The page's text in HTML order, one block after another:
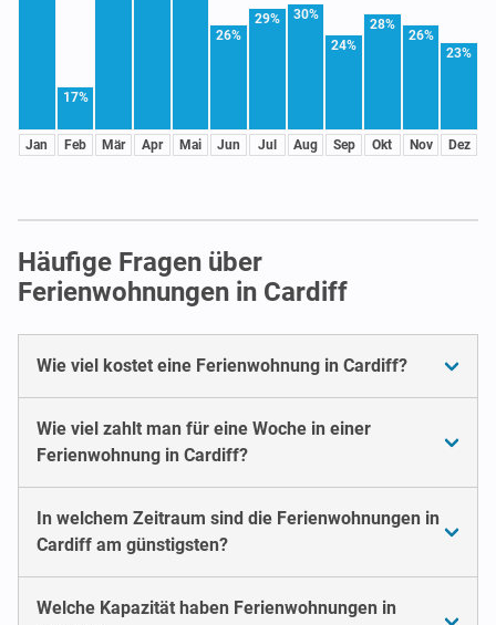
Jan
17%
Feb Mär Apr Mai
26%
Jun
29%
Jul
30%
Aug
24%
Sep
28%
Okt
26%
Nov
23%
Dez
Häufige Fragen über
Ferienwohnungen in Cardiff
Wie viel kostet eine Ferienwohnung in Cardiff?
Wie viel zahlt man für eine Woche in einer
Ferienwohnung in Cardiff?
In welchem Zeitraum sind die Ferienwohnungen in
Cardiff am günstigsten?
Welche Kapazität haben Ferienwohnungen in